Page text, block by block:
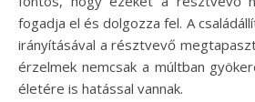
fogadja el és dolgozza fel. A
irányításával a résztvevő
érzelmek nemcsak a múltban
életére is hatással vannak.